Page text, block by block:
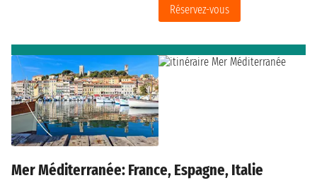
Réservez-vous
Mer Méditerranée: France, Espagne, Italie